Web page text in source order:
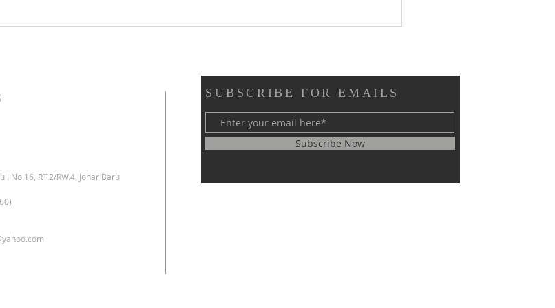
I No.16, RT.2/RW.4, Johar Baru
SUBSCRIBE FOR EMAILS
Subscribe Now